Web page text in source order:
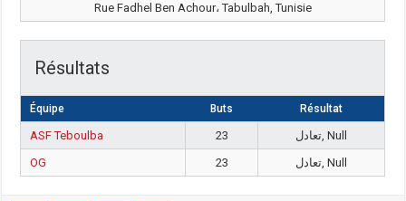
Rue Fadhel Ben Achour، Tabulbah, Tunisie
Résultats
Équipe Buts Résultat
ASF Teboulba 23
تعادل, Null
OG
23 تعادل, Null